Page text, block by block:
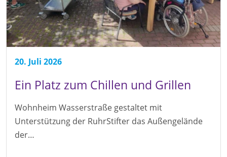
20. Juli 2026
Ein Platz zum Chillen und Grillen
Wohnheim Wasserstraße gestaltet mit
Unterstützung der RuhrStifter das Außengelände
der…